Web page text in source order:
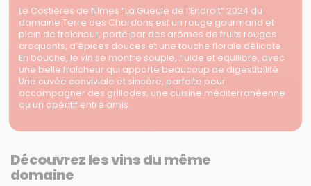
Le Costières de Nîmes “La Gueule de l’Endroit” 2024 du
domaine Terre des Chardons est un rouge gourmand et
plein de fraîcheur, porté par des arômes de fruits rouges
croquants, d’épices douces et une touche florale délicate.
En bouche, le vin se montre souple, fluide et équilibré, avec
une belle fraîcheur qui apporte beaucoup de digestibilité.
Une cuvée conviviale et sincère, parfaite pour
accompagner des grillades, une cuisine méditerranéenne
ou un apéritif entre amis.
Découvrez les vins du même
domaine